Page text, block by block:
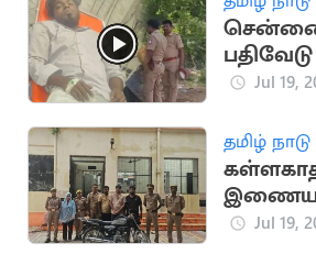
பதிவேடு
Jul 19,
தமிழ் நாடு
பாம்பை
Jul 19,